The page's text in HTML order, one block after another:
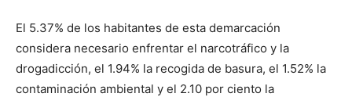
El 5.37% de los habitantes de esta demarcación
considera necesario enfrentar el narcotráfico y la
drogadicción, el 1.94% la recogida de basura, el 1.52% la
contaminación ambiental y el 2.10 por ciento la